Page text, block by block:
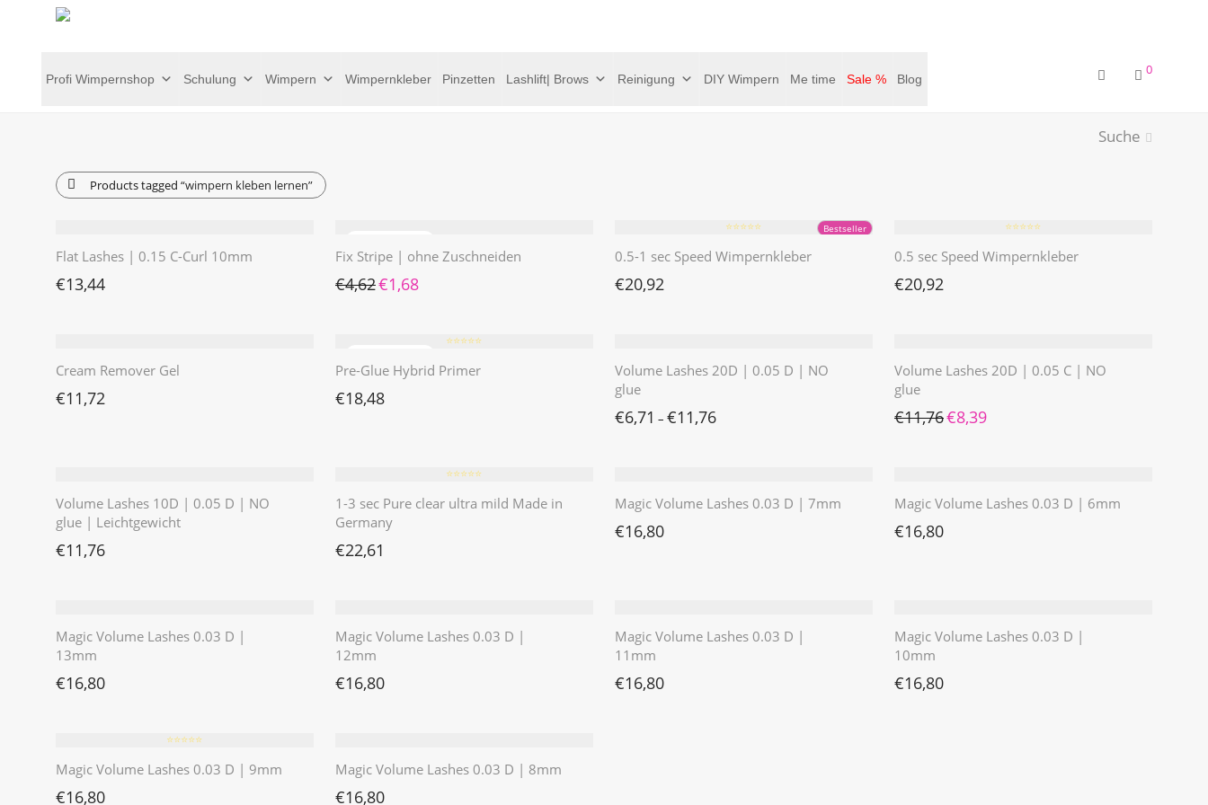
Profi Wimpernshop Schulung Wimpern Wimpernkleber Pinzetten Lashlift| Brows Reinigung DIY Wimpern Me time Sale % Blog
0
Suche
Products tagged “wimpern kleben lernen”
Flat Lashes | 0.15 C-Curl 10mm
€13,44
Fix Stripe | ohne Zuschneiden
€4,62 Ursprünglicher Preis war: €4,62
€1,68
Bestseller
⭐️⭐️⭐️⭐️⭐️
0.5-1 sec Speed Wimpernkleber
€20,92
⭐️⭐️⭐️⭐️⭐️
0.5 sec Speed Wimpernkleber
€20,92
Cream Remover Gel
€11,72
⭐️⭐️⭐️⭐️⭐️
Pre-Glue Hybrid Primer
€18,48
Volume Lashes 20D | 0.05 D | NO
glue
€6,71 – €11,76
Volume Lashes 20D | 0.05 C | NO
glue
€11,76 Ursprünglicher Preis war: €11,76
€8,39Aktueller Preis ist: €8,39.
Volume Lashes 10D | 0.05 D | NO
glue | Leichtgewicht
€11,76
⭐️⭐️⭐️⭐️⭐️
1-3 sec Pure clear ultra mild Made in
Germany
€22,61
Magic Volume Lashes 0.03 D | 7mm
€16,80
Magic Volume Lashes 0.03 D | 6mm
€16,80
Magic Volume Lashes 0.03 D |
13mm
€16,80
Magic Volume Lashes 0.03 D |
12mm
€16,80
Magic Volume Lashes 0.03 D |
11mm
€16,80
Magic Volume Lashes 0.03 D |
10mm
€16,80
⭐️⭐️⭐️⭐️⭐️
Magic Volume Lashes 0.03 D | 9mm
€16,80
Magic Volume Lashes 0.03 D | 8mm
€16,80